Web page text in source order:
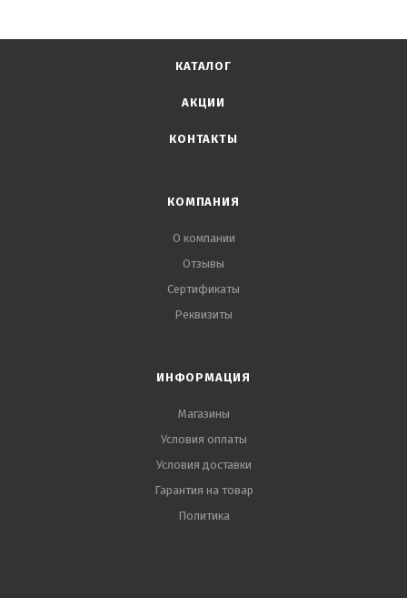
КАТАЛОГ
АКЦИИ
КОНТАКТЫ
КОМПАНИЯ
О компании
Отзывы
Сертификаты
Реквизиты
ИНФОРМАЦИЯ
Магазины
Условия оплаты
Условия доставки
Гарантия на товар
Политика